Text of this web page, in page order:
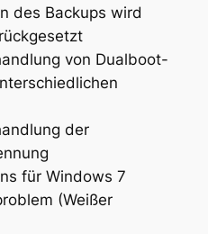
des Backups wird
von Dualboot-
der
für Windows 7
(Weißer